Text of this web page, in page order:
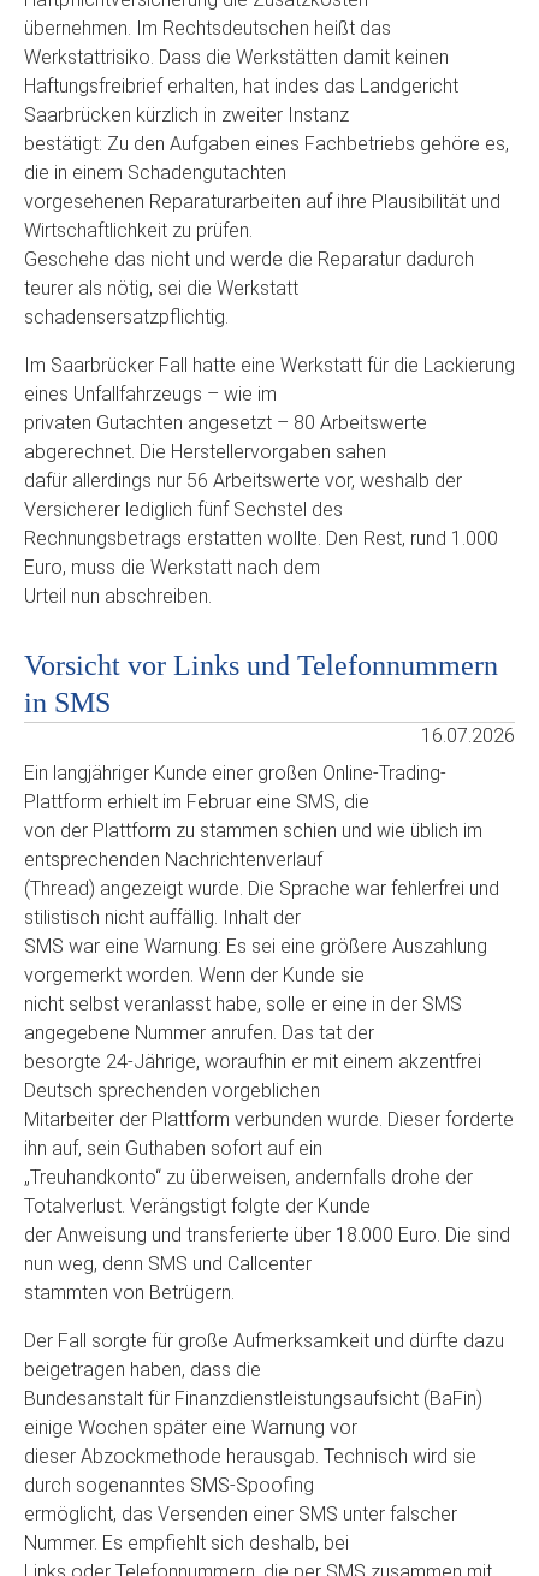
übernehmen. Im Rechtsdeutschen heißt das
Werkstattrisiko. Dass die Werkstätten damit keinen
Haftungsfreibrief erhalten, hat indes das Landgericht
Saarbrücken kürzlich in zweiter Instanz
bestätigt: Zu den Aufgaben eines Fachbetriebs gehöre es,
die in einem Schadengutachten
vorgesehenen Reparaturarbeiten auf ihre Plausibilität und
Wirtschaftlichkeit zu prüfen.
Geschehe das nicht und werde die Reparatur dadurch
teurer als nötig, sei die Werkstatt
schadensersatzpflichtig.
Im Saarbrücker Fall hatte eine Werkstatt für die Lackierung
eines Unfallfahrzeugs – wie im
privaten Gutachten angesetzt – 80 Arbeitswerte
abgerechnet. Die Herstellervorgaben sahen
dafür allerdings nur 56 Arbeitswerte vor, weshalb der
Versicherer lediglich fünf Sechstel des
Rechnungsbetrags erstatten wollte. Den Rest, rund 1.000
Euro, muss die Werkstatt nach dem
Urteil nun abschreiben.
Vorsicht vor Links und Telefonnummern
in SMS
16.07.2026
Ein langjähriger Kunde einer großen Online-Trading-
Plattform erhielt im Februar eine SMS, die
von der Plattform zu stammen schien und wie üblich im
entsprechenden Nachrichtenverlauf
(Thread) angezeigt wurde. Die Sprache war fehlerfrei und
stilistisch nicht auffällig. Inhalt der
SMS war eine Warnung: Es sei eine größere Auszahlung
vorgemerkt worden. Wenn der Kunde sie
nicht selbst veranlasst habe, solle er eine in der SMS
angegebene Nummer anrufen. Das tat der
besorgte 24-Jährige, woraufhin er mit einem akzentfrei
Deutsch sprechenden vorgeblichen
Mitarbeiter der Plattform verbunden wurde. Dieser forderte
ihn auf, sein Guthaben sofort auf ein
„Treuhandkonto“ zu überweisen, andernfalls drohe der
Totalverlust. Verängstigt folgte der Kunde
der Anweisung und transferierte über 18.000 Euro. Die sind
nun weg, denn SMS und Callcenter
stammten von Betrügern.
Der Fall sorgte für große Aufmerksamkeit und dürfte dazu
beigetragen haben, dass die
Bundesanstalt für Finanzdienstleistungsaufsicht (BaFin)
einige Wochen später eine Warnung vor
dieser Abzockmethode herausgab. Technisch wird sie
durch sogenanntes SMS-Spoofing
ermöglicht, das Versenden einer SMS unter falscher
Nummer. Es empfiehlt sich deshalb, bei